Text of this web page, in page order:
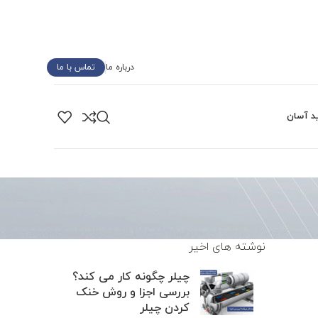
درباره ما تماس با ما
آسان
نوشته های اخیر
چیلر چگونه کار می کند؟
بررسی اجزا و روش خنک
کردن چیلر